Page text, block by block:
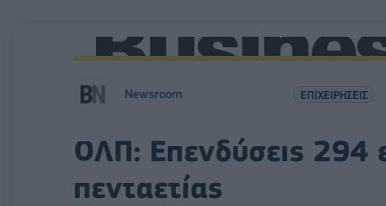
Newsroom ΕΠΙΧΕΙΡΗΣΕΙΣ
ΟΛΠ: Επενδύσεις 294
πενταετίας